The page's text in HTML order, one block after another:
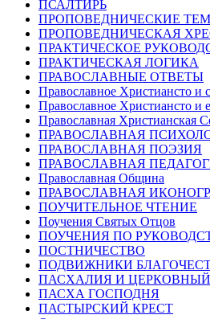
ПСАЛТИРЬ
ПРОПОВЕДНИЧЕСКИЕ
ПРОПОВЕДНИЧЕСКАЯ
ПРАКТИЧЕСКОЕ
ПРАКТИЧЕСКАЯ ЛОГИКА
ПРАВОСЛАВНЫЕ ОТВЕТЫ
Православное Христиансто и
Православное Христиансто и
Православная Христианская
ПРАВОСЛАВНАЯ
ПРАВОСЛАВНАЯ ПОЭЗИЯ
ПРАВОСЛАВНАЯ
Православная Община
ПРАВОСЛАВНАЯ
ПОУЧИТЕЛЬНОЕ ЧТЕНИЕ
Поучения Святых Отцов
ПОУЧЕНИЯ ПО
ПОСТНИЧЕСТВО
ПОДВИЖНИКИ
ПАСХАЛИЯ И
ПАСХА ГОСПОДНЯ
ПАСТЫРСКИЙ КРЕСТ